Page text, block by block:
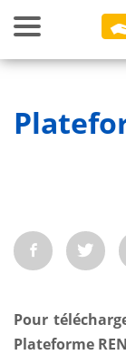
Toggle
navigation
Pour
Plateforme